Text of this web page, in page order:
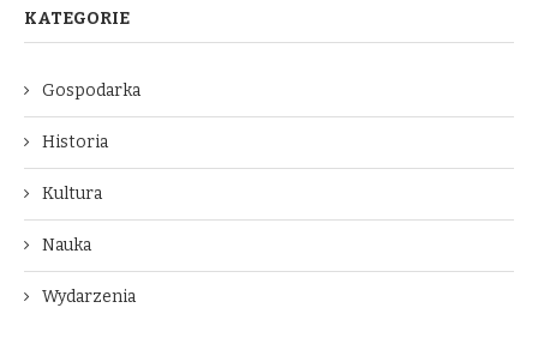
KATEGORIE
Gospodarka
Historia
Kultura
Nauka
Wydarzenia